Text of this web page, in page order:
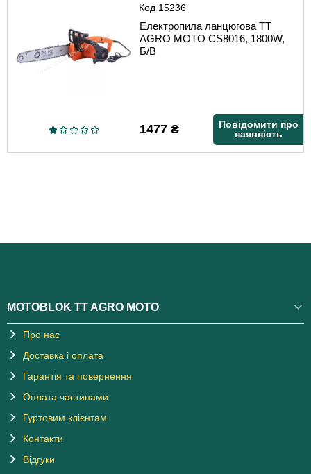
Код 15236
Електропила ланцюгова TT
AGRO MOTO CS8016, 1800W,
Б/В
1477₴
Повідомити про
наявність
MOTOBLOK TT AGRO MOTO
Про нас
Доставка і оплата
Гарантія та повернення
Оплата частинами
Гуртовим клієнтам
Контакти
Відгуки